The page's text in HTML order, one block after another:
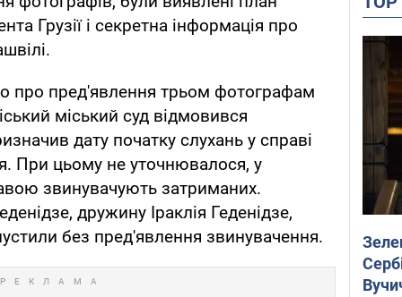
Грузії і секретна інформація про
про пред'явлення трьом фотографам
міський суд відмовився
дату початку слухань у справі
При цьому не уточнювалося, у
звинувачують затриманих.
дружину Іраклія Геденідзе,
без пред'явлення звинувачення.